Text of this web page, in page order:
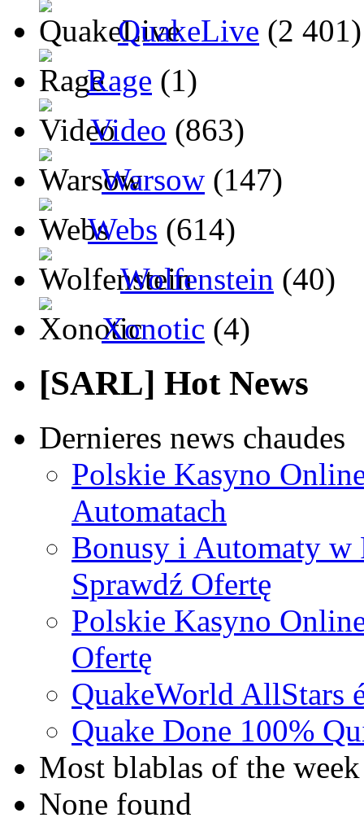
QuakeLive (2 401)
Rage (1)
Video (863)
Warsow (147)
Webs (614)
Wolfenstein (40)
Xonotic (4)
[SARL] Hot News
Dernieres news chaudes
Polskie Kasyno
Automatach
Bonusy i Automaty w
Sprawdź Ofertę
Polskie Kasyno
Ofertę
QuakeWorld AllStars
Quake Done 100%
Most blablas of the week
None found